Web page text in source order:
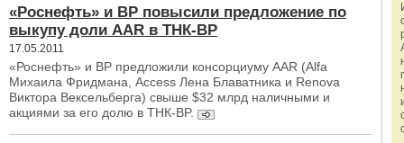
«Роснефть» и BP повысили предложение по
выкупу доли AAR в ТНК-BP
17.05.2011
«Роснефть» и BP предложили консорциуму AAR (Alfa
Михаила Фридмана, Access Лена Блаватника и Renova
Виктора Вексельберга) свыше $32 млрд наличными и
акциями за его долю в TНК-BP.